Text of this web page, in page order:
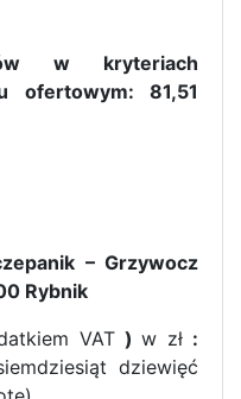
w kryteriach
ofertowym: 81,51
– Grzywocz
Rybnik
VAT)w zł :
dziewięć